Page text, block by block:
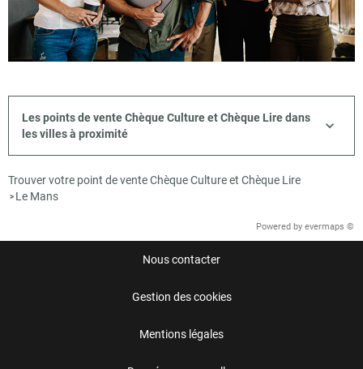
Les points de vente Chèque Culture et Chèque Lire dans
les villes à proximité
Trouver votre point de vente Chèque Culture et Chèque Lire
> Le Mans
Powered by evermaps ©
Nous contacter
Gestion des cookies
Mentions légales